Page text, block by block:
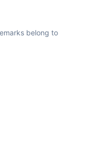
belong to